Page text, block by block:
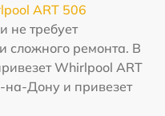
ART 506
не требует
сложного ремонта. В
Whirlpool ART
на-Дону и привезет